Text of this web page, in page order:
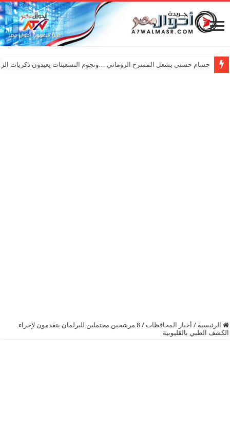
حسام حسني يشعل المسرح الروماني …ونجوم التسعينات يعيدون ذكريات
الرئيسية / أخبار المحافظات /
8 مرشحين محتملين للبرلمان يتقدمون لإجراء
الكشف الطبي بالقليوبية